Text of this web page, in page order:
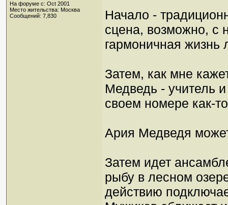
На форуме с: Oct 2001
Место жительства: Москва
Сообщений: 7,830
Начало -
сцена, возможно, с
гармоничная жизнь
Затем, как мне
Медведь - учитель
своем номере как-
Ария Медведя
Затем идет
рыбу в лесном
действию